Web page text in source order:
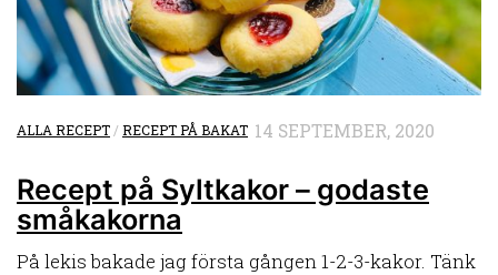
ALLA RECEPT/RECEPT PÅ BAKAT 14 SEPTEMBER, 2020
Recept på Syltkakor – godaste
småkakorna
På lekis bakade jag första gången 1-2-3-kakor. Tänk